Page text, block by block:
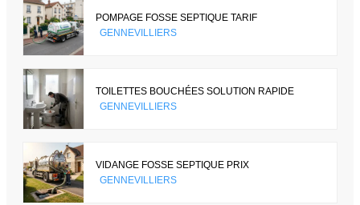
POMPAGE FOSSE SEPTIQUE TARIF
GENNEVILLIERS
TOILETTES BOUCHÉES SOLUTION RAPIDE
GENNEVILLIERS
VIDANGE FOSSE SEPTIQUE PRIX
GENNEVILLIERS